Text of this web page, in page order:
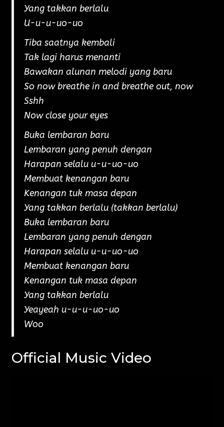
Yang takkan berlalu
U-u-u-uo-uo
Tiba saatnya kembali
Tak lagi harus menanti
Bawakan alunan melodi yang baru
So now breathe in and breathe out, now
Sshh
Now close your eyes
Buka lembaran baru
Lembaran yang penuh dengan
Harapan selalu u-u-uo-uo
Membuat kenangan baru
Kenangan tuk masa depan
Yang takkan berlalu (takkan berlalu)
Buka lembaran baru
Lembaran yang penuh dengan
Harapan selalu u-u-uo-uo
Membuat kenangan baru
Kenangan tuk masa depan
Yang takkan berlalu
Yeayeah u-u-u-uo-uo
Woo
Official Music Video